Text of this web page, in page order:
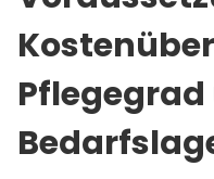
Pflegegrad